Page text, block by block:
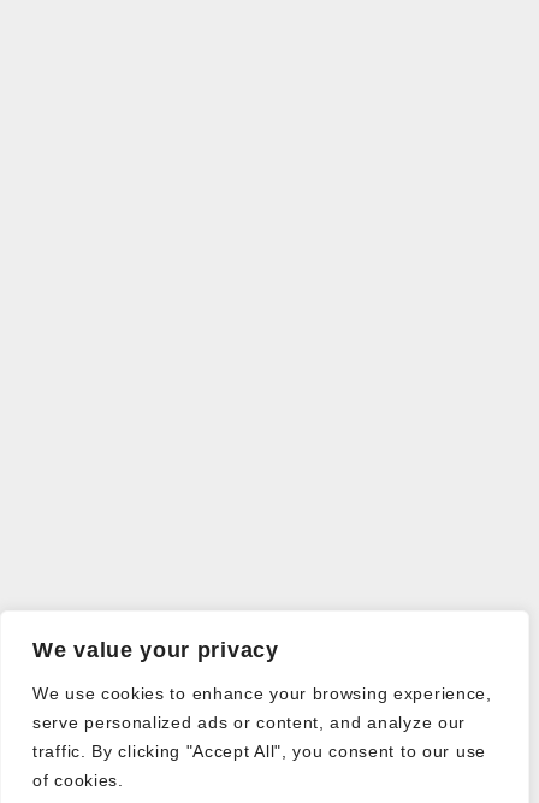
We value your privacy
We use cookies to enhance your browsing experience,
serve personalized ads or content, and analyze our
traffic. By clicking "Accept All", you consent to our use
of cookies.